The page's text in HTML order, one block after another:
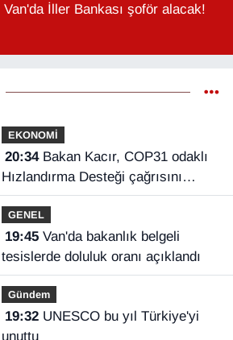
Van'da İller Bankası şoför alacak!
EKONOMİ
20:34Bakan Kacır, COP31 odaklı
Hızlandırma Desteği çağrısını
açıkladı
GENEL
19:45Van'da bakanlık belgeli
tesislerde doluluk oranı açıklandı
Gündem
19:32UNESCO bu yıl Türkiye'yi
unuttu